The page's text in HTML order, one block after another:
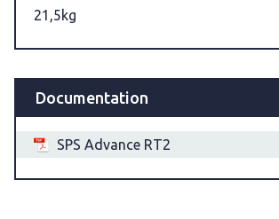
21,5kg
Documentation
SPS Advance RT2